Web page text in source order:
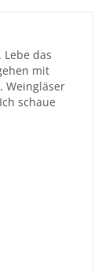
das
mit
Weingläser
schaue